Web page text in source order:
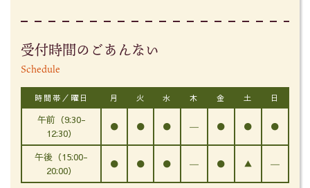
受付時間のごあんない
Schedule
時間帯／曜日 月 火 水 木 金 土 日
午前（9:30-
12:30）
● ● ● ― ● ● ●
午後（15:00-
20:00）
● ● ● ― ● ▲ ―